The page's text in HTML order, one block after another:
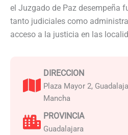
el Juzgado de Paz desempeña
tanto judiciales como
acceso a la justicia en las
DIRECCION
Plaza Mayor 2,
Mancha
PROVINCIA
Guadalajara